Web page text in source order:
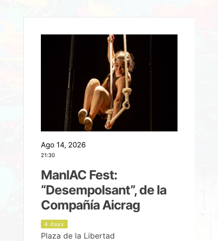
Ago 14, 2026
21:30
ManIAC Fest:
“Desempolsant”, de la
Compañía Aicrag
4 days
Plaza de la Libertad